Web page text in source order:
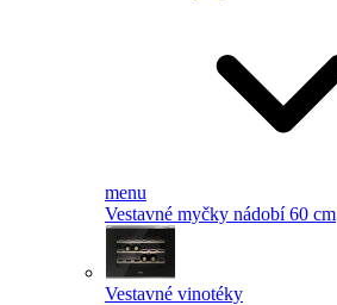
menu
Vestavné myčky nádobí 60 cm
Vestavné vinotéky